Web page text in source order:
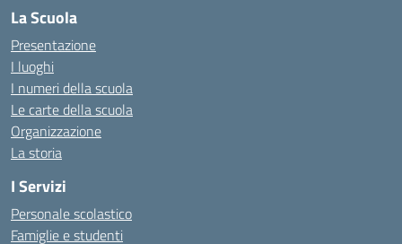
La Scuola
Presentazione
I luoghi
I numeri della scuola
Le carte della scuola
Organizzazione
La storia
I Servizi
Personale scolastico
Famiglie e studenti